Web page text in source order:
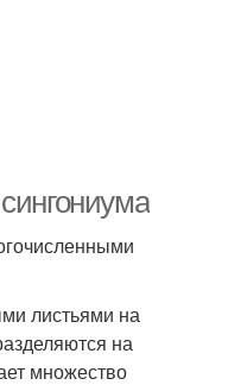
листьями на
на
множество